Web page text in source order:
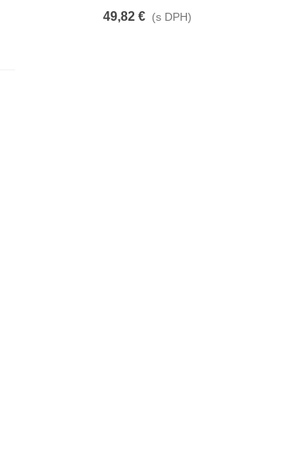
49,82 € (s DPH)